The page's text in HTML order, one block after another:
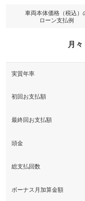
車両本体価格（税込）
ローン支払例
月々
実質年率
初回お支払額
最終回お支払額
頭金
総支払回数
ボーナス月加算金額